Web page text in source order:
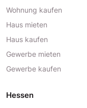
Wohnung kaufen
Haus mieten
Haus kaufen
Gewerbe mieten
Gewerbe kaufen
Hessen